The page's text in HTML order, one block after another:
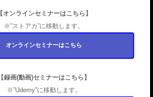
【オンラインセミナーはこちら】
※”ストアカ”に移動します。
オンラインセミナーはこちら
【録画(動画)セミナーはこちら】
※”Udemy”に移動します。